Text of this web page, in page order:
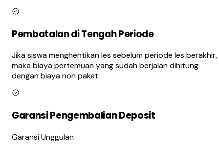
Pembatalan di Tengah Periode
Jika siswa menghentikan les sebelum periode les berakhir,
maka biaya pertemuan yang sudah berjalan dihitung
dengan biaya non paket.
Garansi Pengembalian Deposit
Garansi Unggulan